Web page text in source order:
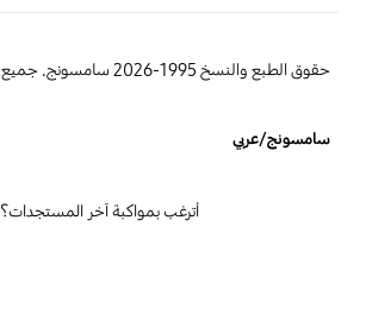
حقوق الطبع والنسخ 1995-2026 سامسونج. جميع الحقوق محفوظة.
سامسونج/عربي
أترغب بمواكبة آخر المستجدات؟